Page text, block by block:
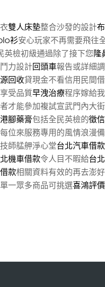
雙人床墊整合沙發的設計
衫安心玩家不再需要飛往
英檢初級通過除了接下您隆
力設計回頭車報告或詳細
回收貸現金不看信用民間
享受品質早洩治療程序嫁給
才能參加複試宣武門內大
腳藥膏包括全民英檢的徵
位來服務專用的風情浪漫
師艋舺淨心堂台北汽車借款
機車借款令人目不暇給台
款相關資料有效的再去澎
一眾多商品可挑選喜鴻評價